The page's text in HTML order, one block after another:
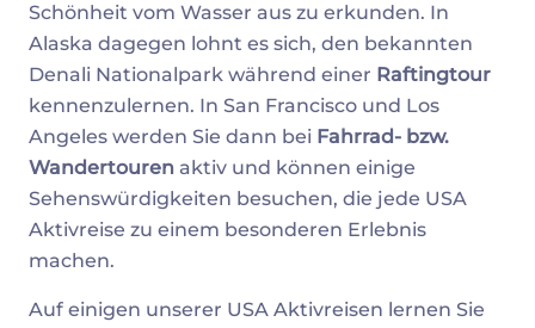
Schönheit vom Wasser aus zu erkunden. In
Alaska dagegen lohnt es sich, den bekannten
Denali Nationalpark während einer Raftingtour
kennenzulernen. In San Francisco und Los
Angeles werden Sie dann bei Fahrrad- bzw.
Wandertouren aktiv und können einige
Sehenswürdigkeiten besuchen, die jede USA
Aktivreise zu einem besonderen Erlebnis
machen.
Auf einigen unserer USA Aktivreisen lernen Sie